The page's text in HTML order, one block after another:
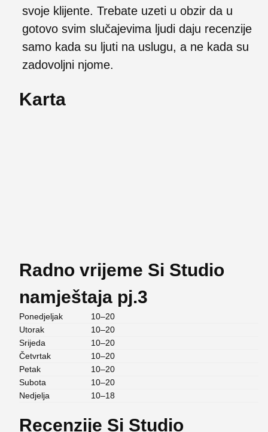
svoje klijente. Trebate uzeti u obzir da u
gotovo svim slučajevima ljudi daju recenzije
samo kada su ljuti na uslugu, a ne kada su
zadovoljni njome.
Karta
Radno vrijeme Si Studio
namještaja pj.3
Ponedjeljak
10–20
Utorak
10–20
Srijeda
10–20
Četvrtak
10–20
Petak
10–20
Subota
10–20
Nedjelja
10–18
Recenzije Si Studio